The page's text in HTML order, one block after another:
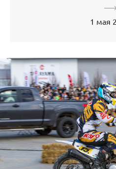
1 мая